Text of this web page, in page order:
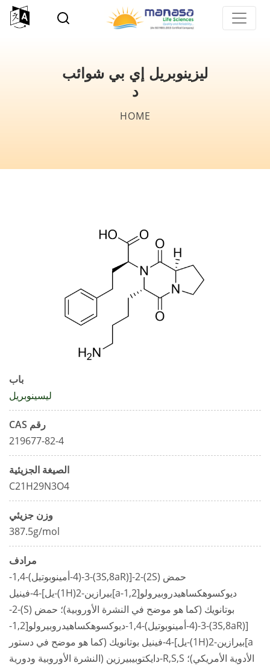
ليزينوبريل إي بي شوائب
د
Breadcrumb
HOME
باب
ليسينوبريل
رقم CAS
219677-82-4
الصيغة الجزيئية
C21H29N3O4
وزن جزيئي
387.5g/mol
مرادف
حمض (2S)-2-[(3S,8aR)-3-(4-أمينوبوتيل)-1,4-
ديوكسوهكساهيدروبيرولو[1,2-a]بيرازين-2(1H)-يل]-4-فينيل
بوتانويك (كما هو موضح في النشرة الأوروبية)؛ حمض (S)-2-
[(3S,8aR)-3-(4-أمينوبوتيل)-1,4-ديوكسوهكساهيدروبيرولو[1,2-
a]بيرازين-2(1H)-يل]-4-فينيل بوتانويك (كما هو موضح في دستور
الأدوية الأمريكي)؛ R,S,S-دايكتوبيبيرزين (النشرة الأوروبية ودورية